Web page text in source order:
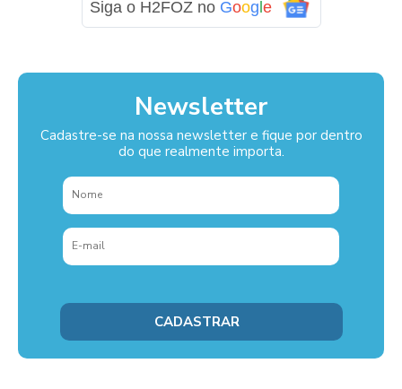
Siga o H2FOZ no Goog e
Newsletter
Cadastre-se na nossa newsletter e fique por dentro
do que realmente importa.